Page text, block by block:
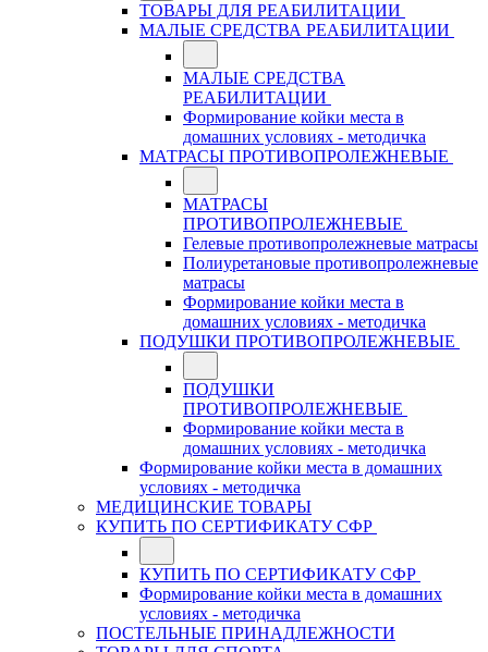
ТОВАРЫ ДЛЯ РЕАБИЛИТАЦИИ
МАЛЫЕ СРЕДСТВА РЕАБИЛИТАЦИИ
МАЛЫЕ СРЕДСТВА
РЕАБИЛИТАЦИИ
Формирование койки места в
домашних условиях - методичка
МАТРАСЫ ПРОТИВОПРОЛЕЖНЕВЫЕ
МАТРАСЫ
ПРОТИВОПРОЛЕЖНЕВЫЕ
Гелевые противопролежневые матрасы
Полиуретановые противопролежневые
матрасы
Формирование койки места в
домашних условиях - методичка
ПОДУШКИ ПРОТИВОПРОЛЕЖНЕВЫЕ
ПОДУШКИ
ПРОТИВОПРОЛЕЖНЕВЫЕ
Формирование койки места в
домашних условиях - методичка
Формирование койки места в домашних
условиях - методичка
МЕДИЦИНСКИЕ ТОВАРЫ
КУПИТЬ ПО СЕРТИФИКАТУ СФР
КУПИТЬ ПО СЕРТИФИКАТУ СФР
Формирование койки места в домашних
условиях - методичка
ПОСТЕЛЬНЫЕ ПРИНАДЛЕЖНОСТИ